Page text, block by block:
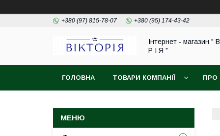
+380 (97) 815-78-07 +380 (95) 174-43-42
Інтернет - магазин "
Р І Я "
ГОЛОВНА ТОВАРИ КОМПАНІЇ ПРО